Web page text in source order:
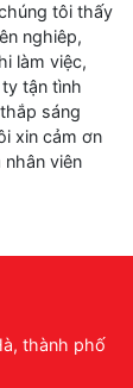
tôi thấy
nghiêp,
làm việc,
tận tình
sáng
xin cảm ơn
nhân viên
thành phố